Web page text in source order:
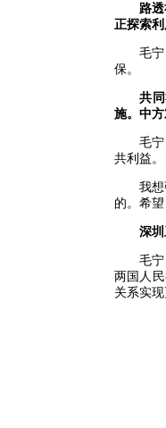
路
正探索
毛
保。
共
施。中
毛
共利益
我
的。希
深
毛
两国人
关系实